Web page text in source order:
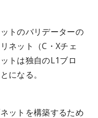
トのバリデーターの
ネット（C・Xチェ
トは独自のL1ブロ
になる。
ットを構築するため